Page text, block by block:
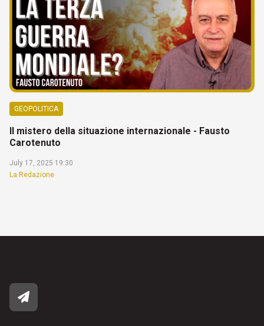
GEOPOLITICA
Il mistero della situazione internazionale - Fausto
Carotenuto
July 17, 2025 19:30
La Redazione